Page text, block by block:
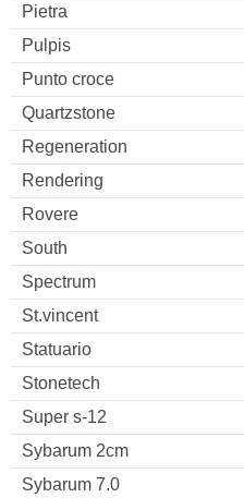
Pietra
Pulpis
Punto croce
Quartzstone
Regeneration
Rendering
Rovere
South
Spectrum
St.vincent
Statuario
Stonetech
Super s-12
Sybarum 2cm
Sybarum 7.0